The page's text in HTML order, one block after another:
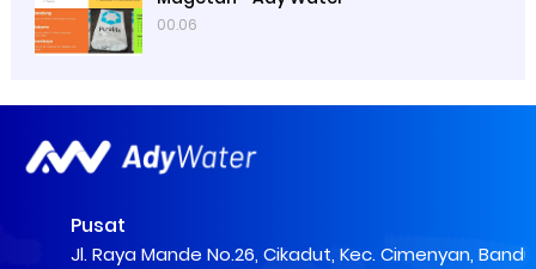
00.06
Pusat
Jl. Raya Mande No.26, Cikadut, Kec. Cimenyan,